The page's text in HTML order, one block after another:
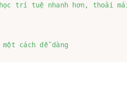
trí tuệ nhanh hơn, thoải
cách dễ dàng